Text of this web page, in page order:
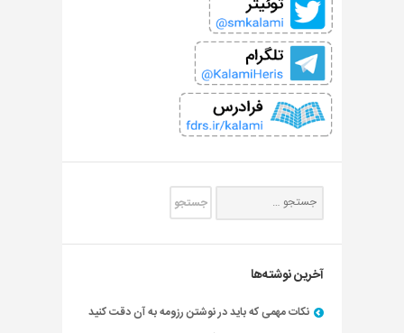
آخرین نوشته‌ها
نکات مهمی که باید در نوشتن رزومه به آن دقت کنید